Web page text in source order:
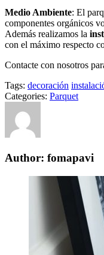
Medio Ambiente: El
componentes orgánicos
Además realizamos la
con el máximo respecto
Contacte con nosotros
Tags: decoración
Categories: Parquet
Author: fomapavi
Navegación